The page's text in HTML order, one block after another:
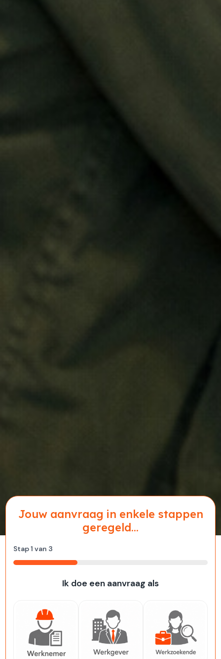
Jouw aanvraag in enkele stappen
geregeld...
Stap1 van 3
33%
Ik doe een aanvraag als